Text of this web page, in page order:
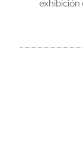
exhibición